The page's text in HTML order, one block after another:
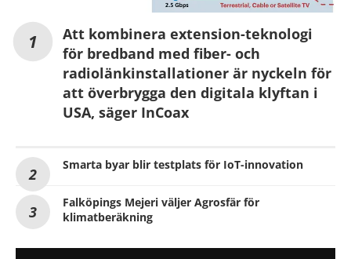
Att kombinera extension-teknologi
för bredband med fiber- och
radiolänkinstallationer är nyckeln för
att överbrygga den digitala klyftan i
USA, säger InCoax
Smarta byar blir testplats för IoT-innovation
Falköpings Mejeri väljer Agrosfär för
klimatberäkning